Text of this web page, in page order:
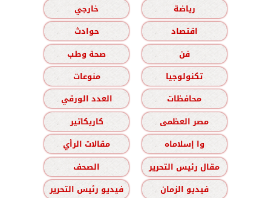
رياضة
خارجي
اقتصاد
حوادث
فن
صحة وطب
تكنولوجيا
منوعات
محافظات
العدد الورقي
مصر العظمى
كاريكاتير
وا إسلاماه
مقالات الرأي
مقال رئيس التحرير
الصحف
فيديو الزمان
فيديو رئيس التحرير